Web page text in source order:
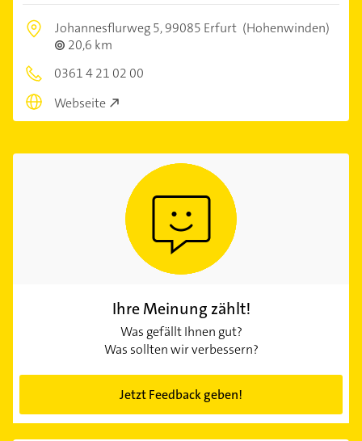
Johannesflurweg 5,99085 Erfurt (Hohenwinden)
20,6 km
0361 4 21 02 00
Webseite
Ihre Meinung zählt!
Was gefällt Ihnen gut?
Was sollten wir verbessern?
Jetzt Feedback geben!